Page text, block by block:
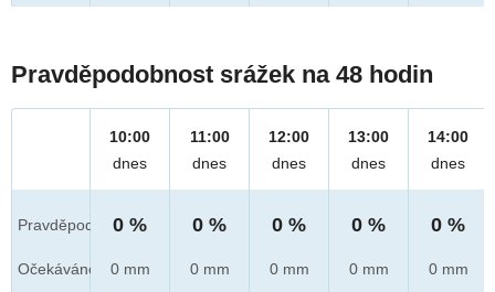
Pravděpodobnost srážek na 48 hodin
Pravděpod.
Očekáváno
10:00
dnes
0 %
0 mm
11:00
dnes
0 %
0 mm
12:00
dnes
0 %
0 mm
13:00
dnes
0 %
0 mm
14:00
dnes
0 %
0 mm